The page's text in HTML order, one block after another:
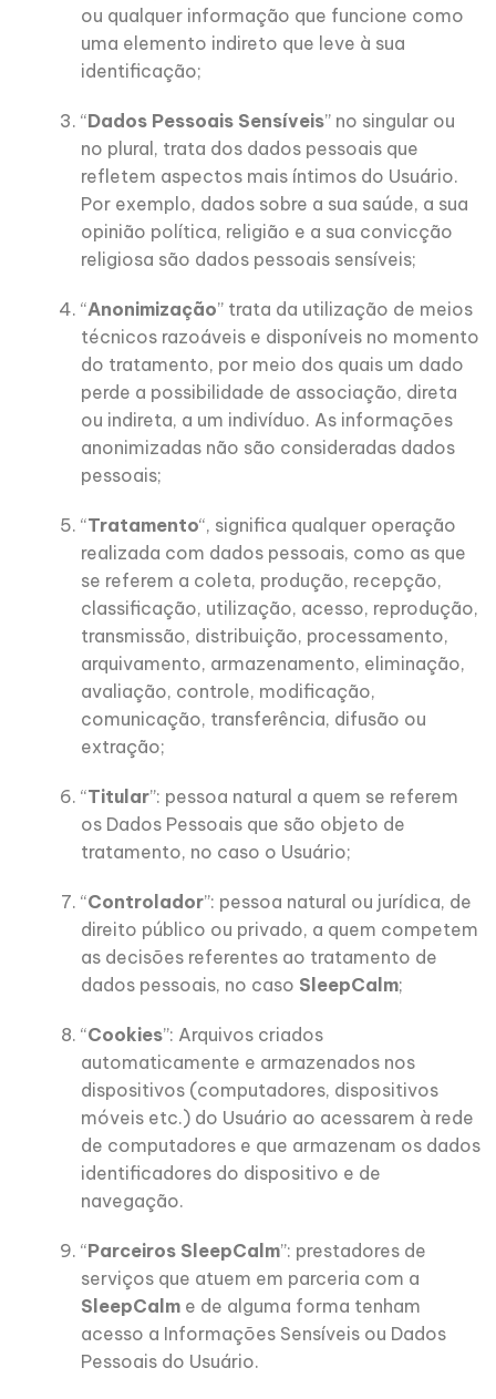
ou qualquer informação que funcione como
uma elemento indireto que leve à sua
identificação;
“Dados Pessoais Sensíveis” no singular ou
no plural, trata dos dados pessoais que
refletem aspectos mais íntimos do Usuário.
Por exemplo, dados sobre a sua saúde, a sua
opinião política, religião e a sua convicção
religiosa são dados pessoais sensíveis;
“Anonimização” trata da utilização de meios
técnicos razoáveis e disponíveis no momento
do tratamento, por meio dos quais um dado
perde a possibilidade de associação, direta
ou indireta, a um indivíduo. As informações
anonimizadas não são consideradas dados
pessoais;
“Tratamento“, significa qualquer operação
realizada com dados pessoais, como as que
se referem a coleta, produção, recepção,
classificação, utilização, acesso, reprodução,
transmissão, distribuição, processamento,
arquivamento, armazenamento, eliminação,
avaliação, controle, modificação,
comunicação, transferência, difusão ou
extração;
“Titular”: pessoa natural a quem se referem
os Dados Pessoais que são objeto de
tratamento, no caso o Usuário;
“Controlador”: pessoa natural ou jurídica, de
direito público ou privado, a quem competem
as decisões referentes ao tratamento de
dados pessoais, no caso SleepCalm;
“Cookies”: Arquivos criados
automaticamente e armazenados nos
dispositivos (computadores, dispositivos
móveis etc.) do Usuário ao acessarem à rede
de computadores e que armazenam os dados
identificadores do dispositivo e de
navegação.
“Parceiros SleepCalm”: prestadores de
serviços que atuem em parceria com a
SleepCalm e de alguma forma tenham
acesso a Informações Sensíveis ou Dados
Pessoais do Usuário.